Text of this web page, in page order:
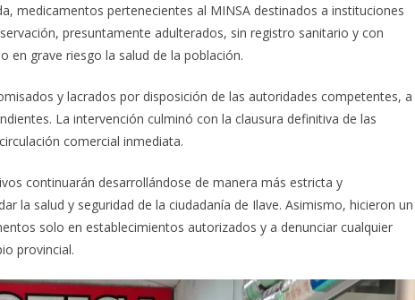
medicamentos pertenecientes al MINSA destinados a instituciones
presuntamente adulterados, sin registro sanitario y con
en grave riesgo la salud de la población.
y lacrados por disposición de las autoridades competentes, a
La intervención culminó con la clausura definitiva de las
comercial inmediata.
continuarán desarrollándose de manera más estricta y
la salud y seguridad de la ciudadanía de Ilave. Asimismo, hicieron un
solo en establecimientos autorizados y a denunciar cualquier
provincial.